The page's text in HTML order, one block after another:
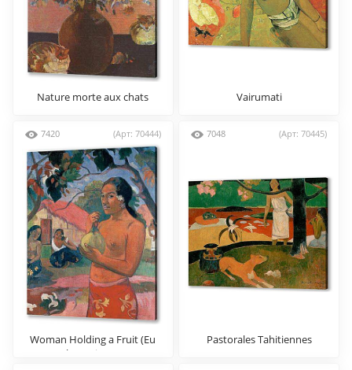
Nature morte aux chats Vairumati
7420 (Арт: 70444)
Woman Holding a Fruit (Eu
haere ia oe)
7048 (Арт: 70445)
Pastorales Tahitiennes